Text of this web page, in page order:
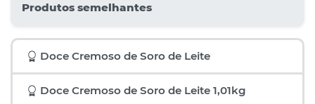
Produtos semelhantes
Doce Cremoso de Soro de Leite
Doce Cremoso de Soro de Leite 1,01kg